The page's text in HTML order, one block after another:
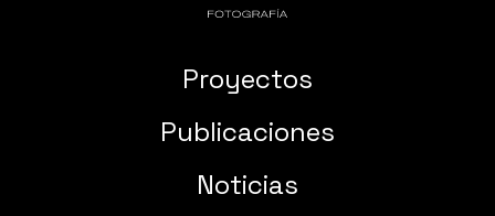
Proyectos
Publicaciones
Noticias